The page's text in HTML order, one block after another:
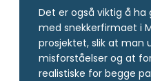
Det er også viktig å
med snekkerfirmaet i
prosjektet, slik at man
misforståelser og at
realistiske for begge